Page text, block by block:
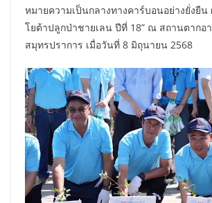
หมายความเป็นกลางทางคาร์บอนอย่างยั่งยืน
โยต้าปลูกป่าชายเลน ปีที่ 18” ณ สถานตากอ
สมุทรปราการ เมื่อวันที่ 8 มิถุนายน 2568